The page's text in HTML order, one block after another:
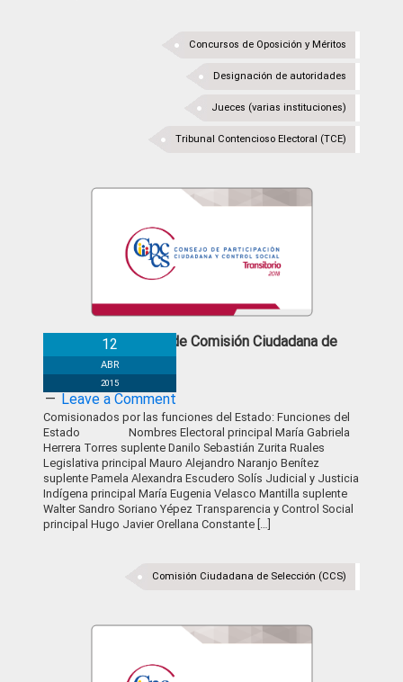
Concursos de Oposición y Méritos
Designación de autoridades
Jueces (varias instituciones)
Tribunal Contencioso Electoral (TCE)
Conformación de Comisión Ciudadana de
Selección
12
ABR
2015
Leave a Comment
Comisionados por las funciones del Estado: Funciones del
Estado Nombres Electoral principal María Gabriela
Herrera Torres suplente Danilo Sebastián Zurita Ruales
Legislativa principal Mauro Alejandro Naranjo Benítez
suplente Pamela Alexandra Escudero Solís Judicial y Justicia
Indígena principal María Eugenia Velasco Mantilla suplente
Walter Sandro Soriano Yépez Transparencia y Control Social
principal Hugo Javier Orellana Constante […]
Comisión Ciudadana de Selección (CCS)